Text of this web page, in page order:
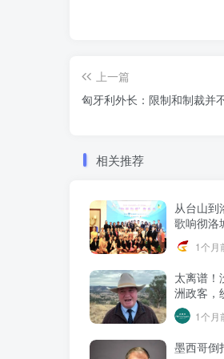
上一篇
匈牙利外长：限制和制裁并
相关推荐
从台山到
歌响彻洛
1个月
太离谱
洲政客，
1个月
墨西哥倒